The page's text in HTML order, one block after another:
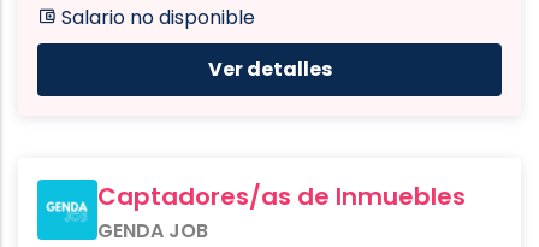
Salario no disponible
Ver detalles
Captadores/as de Inmuebles
GENDA JOB